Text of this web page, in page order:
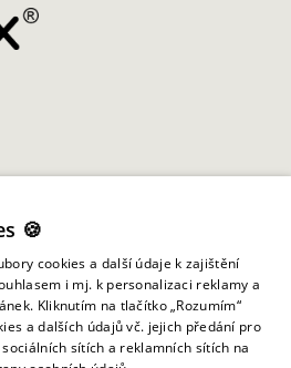
🍪
cookies a další údaje k zajištění
i mj. k personalizaci reklamy a
Kliknutím na tlačítko „Rozumím“
a dalších údajů vč. jejich předání pro
sítích a reklamních sítích na